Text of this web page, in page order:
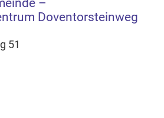
Doventorsteinweg
51